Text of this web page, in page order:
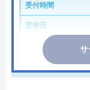
受付時間
定休日
サ